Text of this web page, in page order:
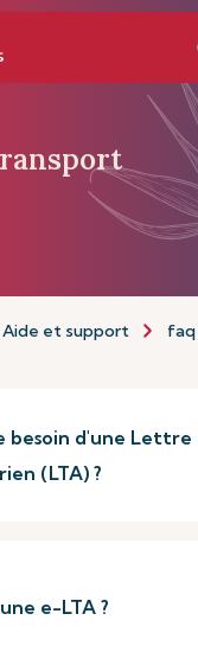
Aide et support faq
besoin d'une Lettre
(LTA) ?
e-LTA ?